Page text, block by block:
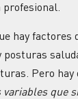
profesional.
hay factores
posturas
Pero hay
que